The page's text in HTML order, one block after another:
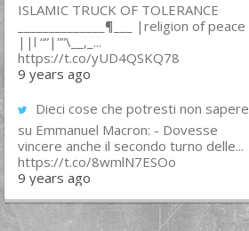
ISLAMIC TRUCK OF TOLERANCE
______________¶___ |religion of peace
||l “”|””\__,_...
https://t.co/yUD4QSKQ78
9 years ago
Dieci cose che potresti non sapere
su Emmanuel Macron: - Dovesse
vincere anche il secondo turno delle...
https://t.co/8wmlN7ESOo
9 years ago